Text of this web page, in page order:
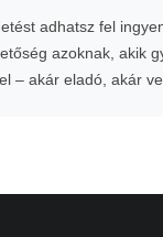
adhatsz fel
azoknak, akik
– akár eladó, akár